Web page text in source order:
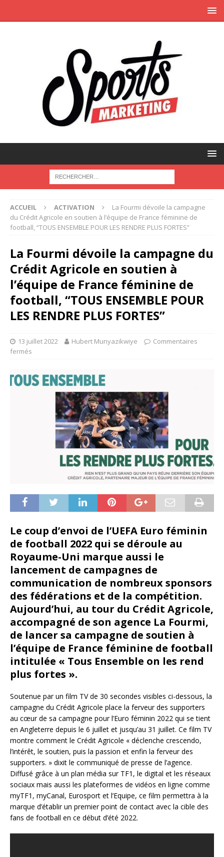
ACCUEIL ACTIVATION
La Fourmi dévoile la campagne
du Crédit Agricole en soutien à l’équipe de France féminine de
football, “TOUS ENSEMBLE POUR LES RENDRE PLUS FORTES”
La Fourmi dévoile la campagne du
Crédit Agricole en soutien à
l’équipe de France féminine de
football, “TOUS ENSEMBLE POUR
LES RENDRE PLUS FORTES”
13 juillet 2022 Hubert Munyazikwiye
Commentaires
fermés
Le coup d’envoi de l’UEFA Euro féminin
de football 2022 qui se déroule au
Royaume-Uni marque aussi le
lancement de campagnes de
communication de nombreux sponsors
des fédérations et de la compétition.
Aujourd’hui, au tour du Crédit Agricole,
accompagné de son agence La Fourmi,
de lancer sa campagne de soutien à
l’équipe de France féminine de football
intitulée « Tous Ensemble on les rend
plus fortes ».
Soutenue par un film TV de 30 secondes visibles ci-dessous, la
campagne du Crédit Agricole place la ferveur des supporters
au cœur de sa campagne pour l’Euro féminin 2022 qui se tient
en Angleterre depuis le 6 juillet et jusqu’au 31 juillet. Ce film TV
montre comment le Crédit Agricole « déclenche crescendo,
l’intérêt, le soutien, puis la passion et enfin la ferveur des
supporters. » dixit le communiqué de presse de l’agence.
Diffusé grâce à un plan média sur TF1, le digital et les réseaux
sociaux mais aussi les plateformes de vidéos en ligne comme
myTF1, myCanal, Eurosport et l’Equipe, ce film permettra à la
marque d’établir un premier point de contact avec la cible des
fans de football en ce début d’été 2022.